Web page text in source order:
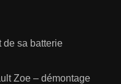
de sa batterie
Zoe – démontage